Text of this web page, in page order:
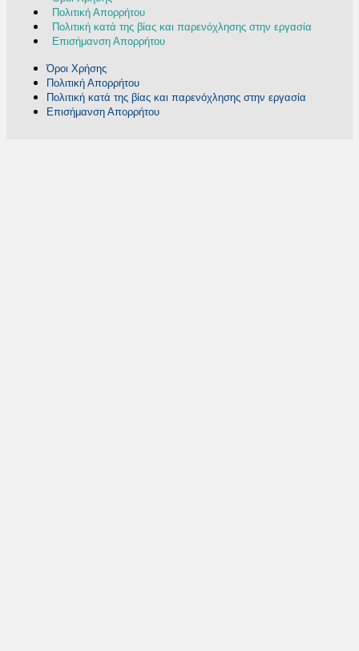
Πολιτική Απορρήτου
Πολιτική κατά της βίας και παρενόχλησης στην εργασία
Επισήμανση Απορρήτου
Όροι Χρήσης
Πολιτική Απορρήτου
Πολιτική κατά της βίας και παρενόχλησης στην εργασία
Επισήμανση Απορρήτου